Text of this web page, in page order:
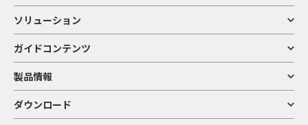
ソリューション
ガイドコンテンツ
製品情報
ダウンロード